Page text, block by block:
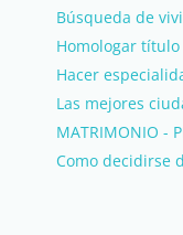
Búsqueda de
Homologar
Hacer
Las mejores
MATRIMONIO -
Como decidirse